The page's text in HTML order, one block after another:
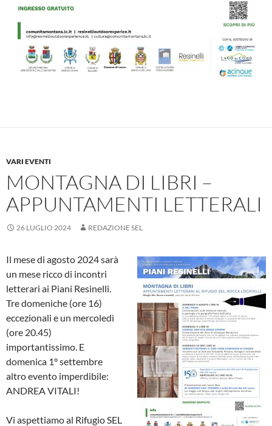
VARI EVENTI
MONTAGNA DI LIBRI –
APPUNTAMENTI LETTERALI
26 LUGLIO 2024 REDAZIONE SEL
Il mese di agosto 2024 sarà
un mese ricco di incontri
letterari ai Piani Resinelli.
Tre domeniche (ore 16)
eccezionali e un mercoledì
(ore 20.45)
importantissimo. E
domenica 1° settembre
altro evento imperdibile:
ANDREA VITALI!
Vi aspettiamo al Rifugio SEL